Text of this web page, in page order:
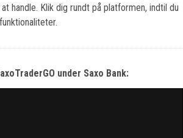
handle. Klik dig rundt på platformen, indtil du
under Saxo Bank: